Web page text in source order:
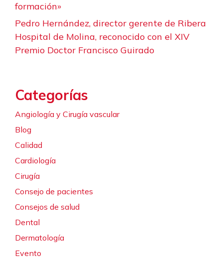
formación»
Pedro Hernández, director gerente de Ribera
Hospital de Molina, reconocido con el XIV
Premio Doctor Francisco Guirado
Categorías
Angiología y Cirugía vascular
Blog
Calidad
Cardiología
Cirugía
Consejo de pacientes
Consejos de salud
Dental
Dermatología
Evento